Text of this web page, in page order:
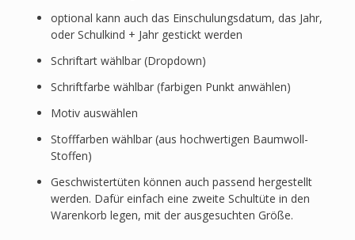
optional kann auch das Einschulungsdatum, das Jahr,
oder Schulkind + Jahr gestickt werden
Schriftart wählbar (Dropdown)
Schriftfarbe wählbar (farbigen Punkt anwählen)
Motiv auswählen
Stofffarben wählbar (aus hochwertigen Baumwoll-
Stoffen)
Geschwistertüten können auch passend hergestellt
werden. Dafür einfach eine zweite Schultüte in den
Warenkorb legen, mit der ausgesuchten Größe.